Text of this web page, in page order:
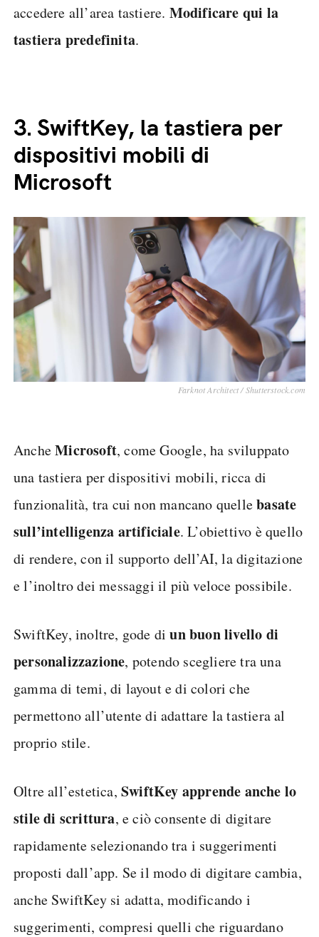
accedere all’area tastiere. Modificare qui la
tastiera predefinita.
3. SwiftKey, la tastiera per
dispositivi mobili di
Microsoft
Farknot Architect / Shutterstock.com
AncheMicrosoft, come Google, ha sviluppato
una tastiera per dispositivi mobili, ricca di
funzionalità, tra cui non mancano quellebasate
sull’intelligenza artificiale. L’obiettivo è quello
di rendere, con il supporto dell’AI, la digitazione
e l’inoltro dei messaggi il più veloce possibile.
SwiftKey, inoltre, gode diun buon livello di
personalizzazione, potendo scegliere tra una
gamma di temi, di layout e di colori che
permettono all’utente di adattare la tastiera al
proprio stile.
Oltre all’estetica, SwiftKey apprende anche lo
stile di scrittura, e ciò consente di digitare
rapidamente selezionando tra i suggerimenti
proposti dall’app. Se il modo di digitare cambia,
anche SwiftKey si adatta, modificando i
suggerimenti, compresi quelli che riguardano